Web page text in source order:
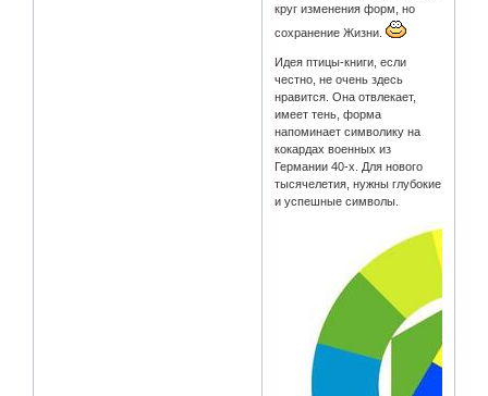
круг изменения форм, но
сохранение Жизни.
Идея птицы-книги, если
честно, не очень здесь
нравится. Она отвлекает,
имеет тень, форма
напоминает символику на
кокардах военных из
Германии 40-х. Для нового
тысячелетия, нужны глубокие
и успешные символы.